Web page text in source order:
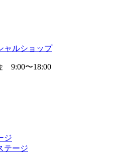
ジ
テージ